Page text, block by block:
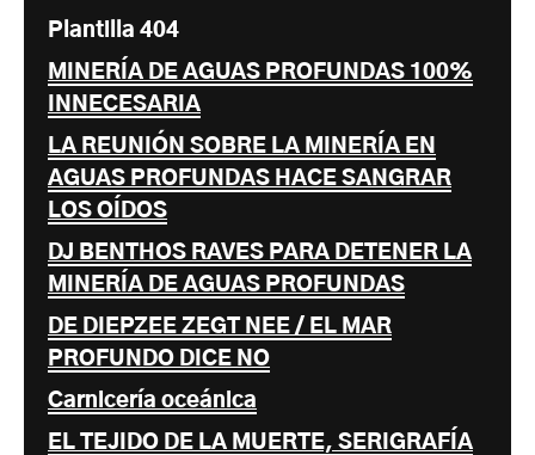
Plantilla 404
MINERÍA DE AGUAS PROFUNDAS 100%
INNECESARIA
LA REUNIÓN SOBRE LA MINERÍA EN
AGUAS PROFUNDAS HACE SANGRAR
LOS OÍDOS
DJ BENTHOS RAVES PARA DETENER LA
MINERÍA DE AGUAS PROFUNDAS
DE DIEPZEE ZEGT NEE / EL MAR
PROFUNDO DICE NO
Carnicería oceánica
EL TEJIDO DE LA MUERTE, SERIGRAFÍA